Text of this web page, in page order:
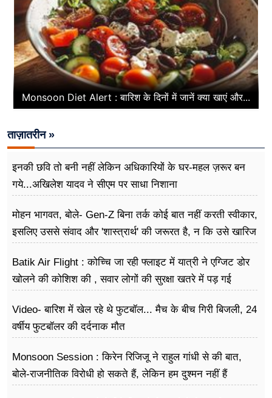
Monsoon Diet Alert : बारिश के दिनों में जानें क्या खाएं और...
ताज़ातरीन »
इनकी छवि तो बनी नहीं लेकिन अधिकारियों के घर-महल ज़रूर बन
गये...अखिलेश यादव ने सीएम पर साधा​ निशाना
मोहन भागवत, बोले- Gen-Z बिना तर्क कोई बात नहीं करती स्वीकार,
इसलिए उससे संवाद और 'शास्त्रार्थ' की जरूरत है, न कि उसे खारिज
Batik Air Flight : कोच्चि जा रही फ्लाइट में यात्री ने एग्जिट डोर
खोलने की कोशिश की , सवार लोगों की सुरक्षा खतरे में पड़ गई
Video- बारिश में खेल रहे थे फुटबॉल... मैच के बीच गिरी बिजली, 24
वर्षीय फुटबॉलर की दर्दनाक मौत
Monsoon Session : किरेन रिजिजू ने राहुल गांधी से की बात,
बोले-राजनीतिक विरोधी हो सकते हैं, लेकिन हम दुश्मन नहीं हैं